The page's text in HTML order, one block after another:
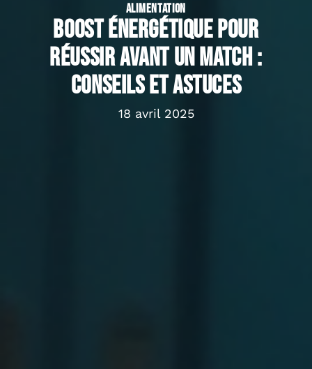
ALIMENTATION
Boost énergétique pour
réussir avant un match :
conseils et astuces
18 avril 2025